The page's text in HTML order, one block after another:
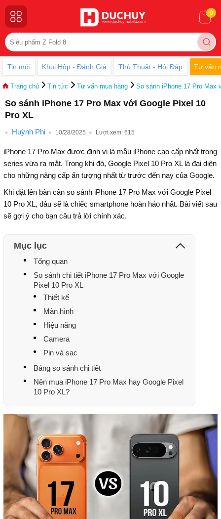
0
Tin mới Khui Hộp - Đánh Giá Thủ Thuật - Hỏi Đáp Tư vấn
Trang chủ Tin tức Tư vấn mua hàng So sánh iPhone 17 Pro Max
So sánh iPhone 17 Pro Max với Google Pixel 10
Pro XL
Huỳnh Phi 10/28/2025 Lượt xem: 615
iPhone 17 Pro Max được định vị là mẫu iPhone cao cấp nhất trong
series vừa ra mắt. Trong khi đó, Google Pixel 10 Pro XL là đại diện
cho những nâng cấp ấn tượng nhất từ trước đến nay của Google.
Khi đặt lên bàn cân so sánh iPhone 17 Pro Max với Google Pixel
10 Pro XL, đâu sẽ là chiếc smartphone hoàn hảo nhất. Bài viết sau
sẽ gợi ý cho bạn câu trả lời chính xác.
Mục lục
Tổng quan
So sánh chi tiết iPhone 17 Pro Max với Google
Pixel 10 Pro XL
Thiết kế
Màn hình
Hiệu năng
Camera
Pin và sạc
Bảng so sánh chi tiết
Nên mua iPhone 17 Pro Max hay Google Pixel
10 Pro XL?